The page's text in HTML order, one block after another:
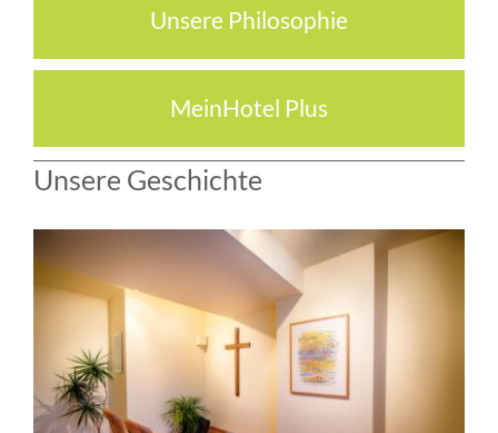
Unsere Philosophie
MeinHotel Plus
Unsere Geschichte